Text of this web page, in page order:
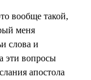
вообще такой,
меня
слова и
эти вопросы
апостола